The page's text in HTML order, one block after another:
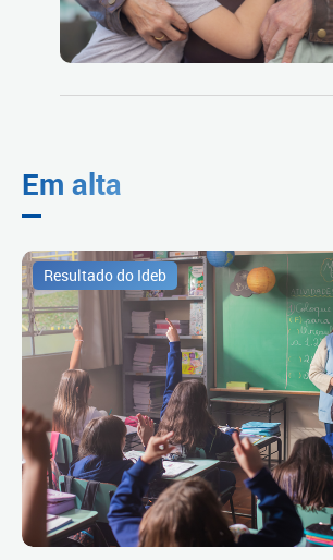
Em alta
Resultado do Ideb